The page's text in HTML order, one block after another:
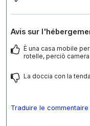
Avis sur
È una casa mobile
rotelle, perciò
La doccia con la
Traduire le commentaire